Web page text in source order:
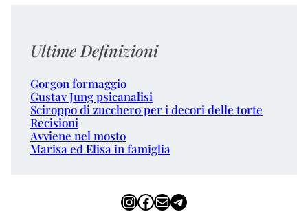
Ultime Definizioni
Gorgon formaggio
Gustav Jung psicanalisi
Sciroppo di zucchero per i decori delle torte
Recisioni
Avviene nel mosto
Marisa ed Elisa in famiglia
InstagramFacebook Email Telegram